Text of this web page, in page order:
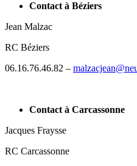
Contact à Béziers
Jean Malzac
RC Béziers
06.16.76.46.82 –
Contact à Carcassonne
Jacques Fraysse
RC Carcassonne